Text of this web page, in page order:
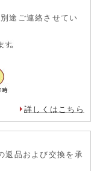
途ご連絡させてい
詳しくはこちら
返品および交換を承